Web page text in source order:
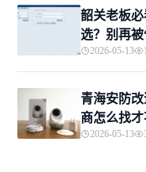
韶关老板
选？别再被
2026-05-13
青海安防
商怎么找
2026-05-13